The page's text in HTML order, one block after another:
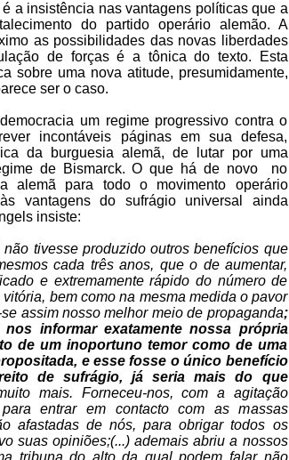
a insistência nas vantagens políticas que a
do partido operário alemão. A
as possibilidades das novas liberdades
de forças é a tônica do texto. Esta
sobre uma nova atitude, presumidamente,
ser o caso.
um regime progressivo contra o
incontáveis páginas em sua defesa,
da burguesia alemã, de lutar por uma
de Bismarck. O que há de novo no
alemã para todo o movimento operário
vantagens do sufrágio universal ainda
insiste:
tivesse produzido outros benefícios que
cada três anos, que o de aumentar,
e extremamente rápido do número de
bem como na mesma medida o pavor
assim nosso melhor meio de propaganda;
informar exatamente nossa própria
de um inoportuno temor como de uma
e esse fosse o único benefício
de sufrágio, já seria mais do que
mais. Forneceu-nos, com a agitação
entrar em contacto com as massas
afastadas de nós, para obrigar todos os
suas opiniões;(...) ademais abriu a nossos
tribuna do alto da qual podem falar não